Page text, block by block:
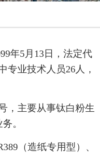
年5月13日，法定代
专业技术人员26人，
，主要从事钛白粉生
。
（造纸专用型）、